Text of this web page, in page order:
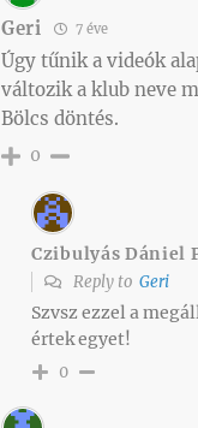
Geri 7 éve
Úgy tűnik a videók
változik a klub neve
Bölcs döntés.
0
Czibulyás Dániel
Reply to Geri
Szvsz ezzel a
értek egyet!
0